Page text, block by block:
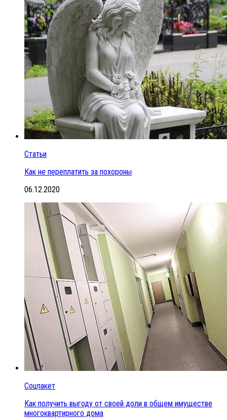
Статьи
Как не переплатить за похороны
06.12.2020
Соцпакет
Как получить выгоду от своей доли в общем имуществе
многоквартирного дома